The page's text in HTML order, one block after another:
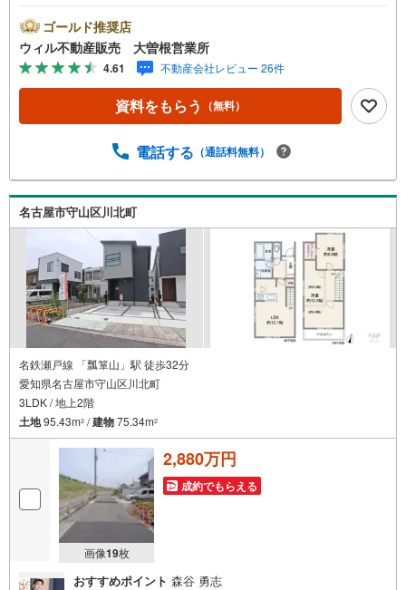
区、守山区の直接のご売却依頼を数多くいただいている不
動産仲介会社です。ネット上で分かる立地環境はもちろ
ん、過去にお任せいただいたお客様に現地の生の声をもと
に住戸環境を提案致します。＼平日のお住まい探しの方へ/
弊社では平日にご内覧・契約など平日にお住まい探しをさ
れるお客様にサービスをご用意しています。＼お仕事で忙
事前にご予約頂きましたら営業時間外でのご内覧もご対応
動産業者間で不動産情報が共有されているので、名古屋市
全域や、その他隣接エリアでもご内覧が可能です！ 【大曽
根営業所】○地下鉄名城線、JR中央線「大曽根」駅徒歩1分
○お子様が遊べるキッズスペースあり○定休日ございません
ゴールド推奨店
ウィル不動産販売 大曽根営業所
4.61 不動産会社レビュー 26件
資料をもらう （無料）
電話する （通話料無料）
名古屋市守山区川北町
名鉄瀬戸線 「瓢箪山」駅 徒歩32分
愛知県名古屋市守山区川北町
3LDK / 地上2階
土地95.43m2 /建物75.34m2
画像19枚
2,880万円
成約でもらえる
おすすめポイント 森谷 勇志